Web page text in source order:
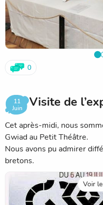
0
11
Juin
Visite de
Cet après-midi, nous
Gwiad au Petit Théâtre.
Nous avons pu admirer
bretons.
Voir